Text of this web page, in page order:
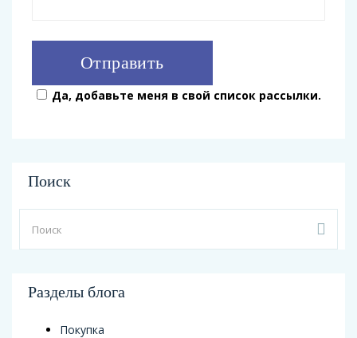
Да, добавьте меня в свой список рассылки.
Поиск
Разделы блога
Покупка